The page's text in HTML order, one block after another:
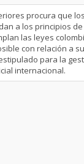
procura que
a los principios
las leyes
con relación a
para la
internacional.